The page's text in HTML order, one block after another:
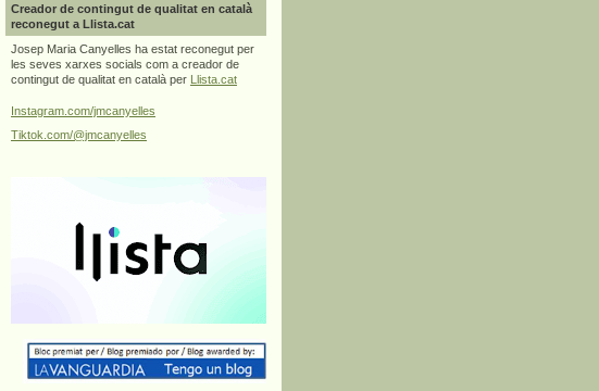
Creador de contingut de qualitat en català
reconegut a Llista.cat
Josep Maria Canyelles ha estat reconegut per
les seves xarxes socials com a creador de
contingut de qualitat en català per
Llista.cat
Instagram.com/jmcanyelles
Tiktok.com/@jmcanyelles